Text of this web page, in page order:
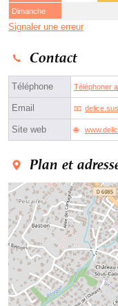
Dimanche
Signaler une erreur
Contact
Téléphone Téléphoner
Email
Site web
Plan et